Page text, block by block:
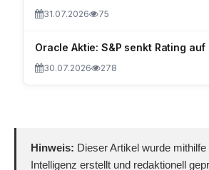
31.07.2026 75
Oracle Aktie: S&P senkt Rating auf
30.07.2026 278
Hinweis: Dieser Artikel wurde
Intelligenz erstellt und redaktionell